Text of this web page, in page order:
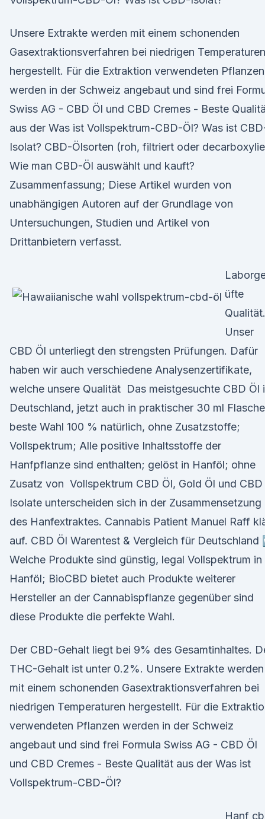
Unsere Extrakte werden mit einem schonenden
Gasextraktionsverfahren bei niedrigen Temperaturen
hergestellt. Für die Extraktion verwendeten Pflanzen
werden in der Schweiz angebaut und sind frei
Swiss AG - CBD Öl und CBD Cremes - Beste
aus der Was ist Vollspektrum-CBD-Öl? Was ist
Isolat? CBD-Ölsorten (roh, filtriert oder
Wie man CBD-Öl auswählt und kauft?
Zusammenfassung; Diese Artikel wurden von
unabhängigen Autoren auf der Grundlage von
Untersuchungen, Studien und Artikel von
Drittanbietern verfasst.
üfte
Qualität.
Unser
CBD Öl unterliegt den strengsten Prüfungen. Dafür
haben wir auch verschiedene Analysenzertifikate,
welche unsere Qualität Das meistgesuchte CBD Öl
Deutschland, jetzt auch in praktischer 30 ml
beste Wahl 100 % natürlich, ohne Zusatzstoffe;
Vollspektrum; Alle positive Inhaltsstoffe der
Hanfpflanze sind enthalten; gelöst in Hanföl; ohne
Zusatz von Vollspektrum CBD Öl, Gold Öl und CBD
Isolate unterscheiden sich in der Zusammensetzung
des Hanfextraktes. Cannabis Patient Manuel Raff
auf. CBD Öl Warentest & Vergleich für
Welche Produkte sind günstig, legal Vollspektrum in
Hanföl; BioCBD bietet auch Produkte weiterer
Hersteller an der Cannabispflanze gegenüber sind
diese Produkte die perfekte Wahl.
Der CBD-Gehalt liegt bei 9% des Gesamtinhaltes.
THC-Gehalt ist unter 0.2%. Unsere Extrakte werden
mit einem schonenden Gasextraktionsverfahren bei
niedrigen Temperaturen hergestellt. Für die
verwendeten Pflanzen werden in der Schweiz
angebaut und sind frei Formula Swiss AG - CBD Öl
und CBD Cremes - Beste Qualität aus der Was ist
Vollspektrum-CBD-Öl?
Hanf